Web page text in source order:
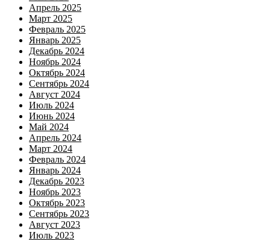
Апрель 2025
Март 2025
Февраль 2025
Январь 2025
Декабрь 2024
Ноябрь 2024
Октябрь 2024
Сентябрь 2024
Август 2024
Июль 2024
Июнь 2024
Май 2024
Апрель 2024
Март 2024
Февраль 2024
Январь 2024
Декабрь 2023
Ноябрь 2023
Октябрь 2023
Сентябрь 2023
Август 2023
Июль 2023